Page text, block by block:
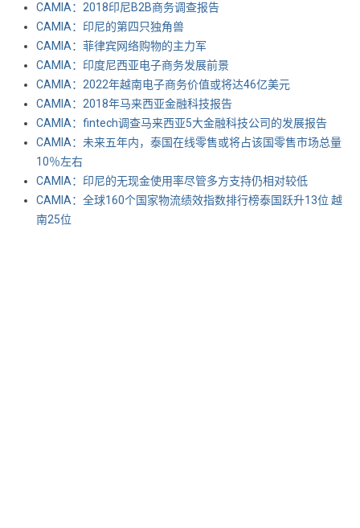
CAMIA：2018印尼B2B商务调查报告
CAMIA：印尼的第四只独角兽
CAMIA：菲律宾网络购物的主力军
CAMIA：印度尼西亚电子商务发展前景
CAMIA：2022年越南电子商务价值或将达46亿美元
CAMIA：2018年马来西亚金融科技报告
CAMIA：fintech调查马来西亚5大金融科技公司的发展报告
CAMIA：未来五年内，泰国在线零售或将占该国零售市场总量
10％左右
CAMIA：印尼的无现金使用率尽管多方支持仍相对较低
CAMIA：全球160个国家物流绩效指数排行榜泰国跃升13位 越
南25位